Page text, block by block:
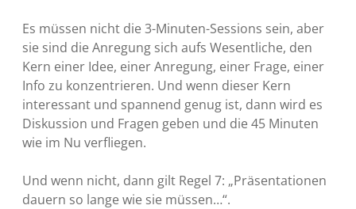
Es müssen nicht die 3-Minuten-Sessions sein, aber
sie sind die Anregung sich aufs Wesentliche, den
Kern einer Idee, einer Anregung, einer Frage, einer
Info zu konzentrieren. Und wenn dieser Kern
interessant und spannend genug ist, dann wird es
Diskussion und Fragen geben und die 45 Minuten
wie im Nu verfliegen.
Und wenn nicht, dann gilt Regel 7: „Präsentationen
dauern so lange wie sie müssen…“.